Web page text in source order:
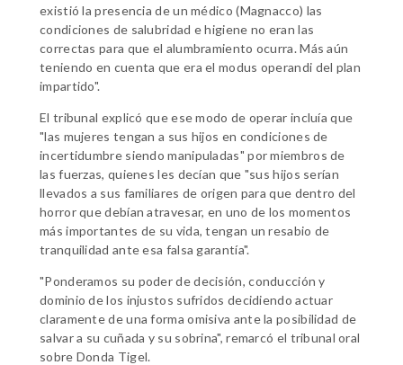
existió la presencia de un médico (Magnacco) las
condiciones de salubridad e higiene no eran las
correctas para que el alumbramiento ocurra. Más aún
teniendo en cuenta que era el modus operandi del plan
impartido".
El tribunal explicó que ese modo de operar incluía que
"las mujeres tengan a sus hijos en condiciones de
incertidumbre siendo manipuladas" por miembros de
las fuerzas, quienes les decían que "sus hijos serían
llevados a sus familiares de origen para que dentro del
horror que debían atravesar, en uno de los momentos
más importantes de su vida, tengan un resabio de
tranquilidad ante esa falsa garantía".
"Ponderamos su poder de decisión, conducción y
dominio de los injustos sufridos decidiendo actuar
claramente de una forma omisiva ante la posibilidad de
salvar a su cuñada y su sobrina", remarcó el tribunal oral
sobre Donda Tigel.